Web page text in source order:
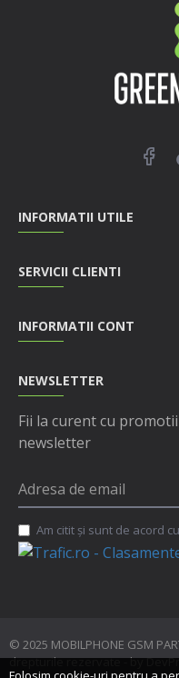
INFORMATII UTILE
SERVICII CLIENTI
INFORMATII CONT
NEWSLETTER
Fii la curent cu
newsletter
Am citit şi sunt de acord cu
© 2025 MOBILPHONE GSM
drepturile rezervate - by